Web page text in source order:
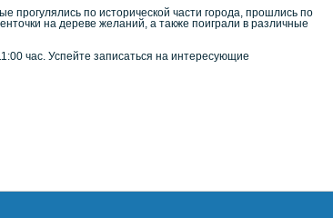
по исторической части города, прошлись по
на дереве желаний, а также поиграли в различные
час. Успейте записаться на интересующие